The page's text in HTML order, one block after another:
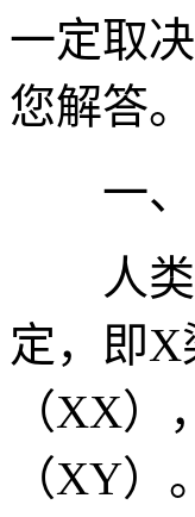
一定取
您解答。
一、
人类
定，即
（XX
（XY